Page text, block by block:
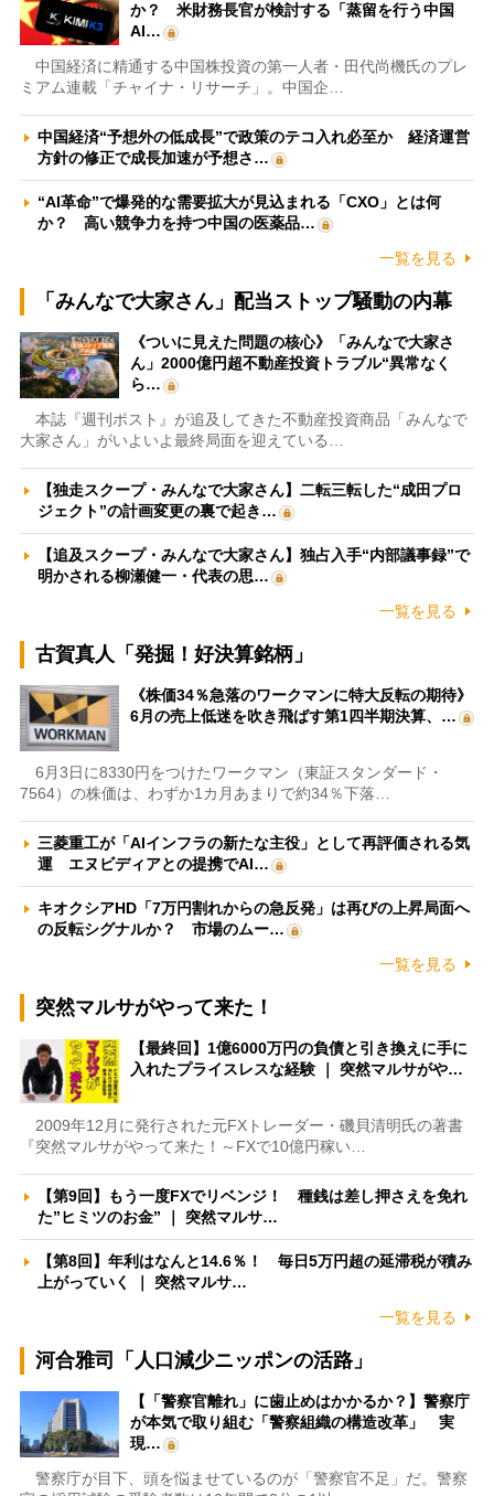
か？ 米財務長官が検討する「蒸留を行う中国
AI…
中国経済に精通する中国株投資の第一人者・田代尚機氏のプレ
ミアム連載「チャイナ・リサーチ」。中国企…
中国経済“予想外の低成長”で政策のテコ入れ必至か 経済運営
方針の修正で成長加速が予想さ…
“AI革命”で爆発的な需要拡大が見込まれる「CXO」とは何
か？ 高い競争力を持つ中国の医薬品…
一覧を見る
「みんなで大家さん」配当ストップ騒動の内幕
《ついに見えた問題の核心》「みんなで大家さ
ん」2000億円超不動産投資トラブル“異常なく
ら…
本誌『週刊ポスト』が追及してきた不動産投資商品「みんなで
大家さん」がいよいよ最終局面を迎えている…
【独走スクープ・みんなで大家さん】二転三転した“成田プロ
ジェクト”の計画変更の裏で起き…
【追及スクープ・みんなで大家さん】独占入手“内部議事録”で
明かされる柳瀬健一・代表の思…
一覧を見る
古賀真人「発掘！好決算銘柄」
《株価34％急落のワークマンに特大反転の期待》
6月の売上低迷を吹き飛ばす第1四半期決算、…
6月3日に8330円をつけたワークマン（東証スタンダード・
7564）の株価は、わずか1カ月あまりで約34％下落…
三菱重工が「AIインフラの新たな主役」として再評価される気
運 エヌビディアとの提携でAI…
キオクシアHD「7万円割れからの急反発」は再びの上昇局面へ
の反転シグナルか？ 市場のムー…
一覧を見る
突然マルサがやって来た！
【最終回】1億6000万円の負債と引き換えに手に
入れたプライスレスな経験 ｜ 突然マルサがや…
2009年12月に発行された元FXトレーダー・磯貝清明氏の著書
『突然マルサがやって来た！～FXで10億円稼い…
【第9回】もう一度FXでリベンジ！ 種銭は差し押さえを免れ
た”ヒミツのお金” ｜ 突然マルサ…
【第8回】年利はなんと14.6％！ 毎日5万円超の延滞税が積み
上がっていく ｜ 突然マルサ…
一覧を見る
河合雅司「人口減少ニッポンの活路」
【「警察官離れ」に歯止めはかかるか？】警察庁
が本気で取り組む「警察組織の構造改革」 実
現…
警察庁が目下、頭を悩ませているのが「警察官不足」だ。警察